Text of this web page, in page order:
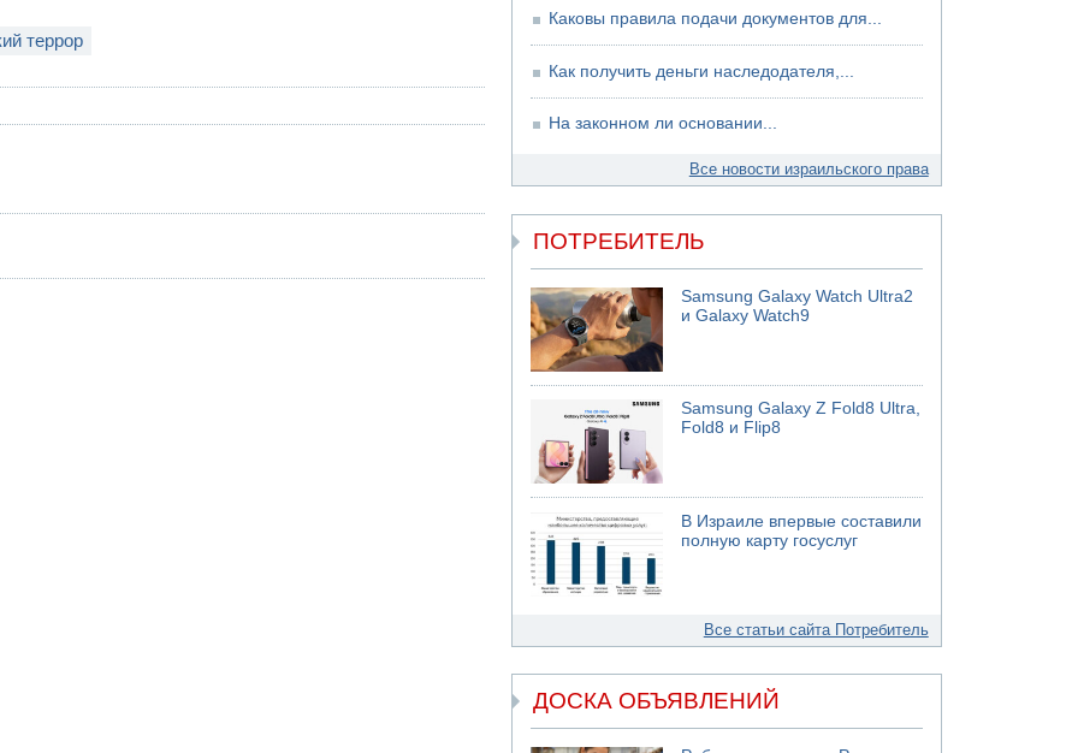
террор
Каковы правила подачи документов для...
Как получить деньги наследодателя,...
На законном ли основании...
Все новости израильского права
ПОТРЕБИТЕЛЬ
Samsung Galaxy Watch Ultra2
и Galaxy Watch9
Samsung Galaxy Z Fold8 Ultra,
Fold8 и Flip8
В Израиле впервые составили
полную карту госуслуг
Все статьи сайта Потребитель
ДОСКА ОБЪЯВЛЕНИЙ